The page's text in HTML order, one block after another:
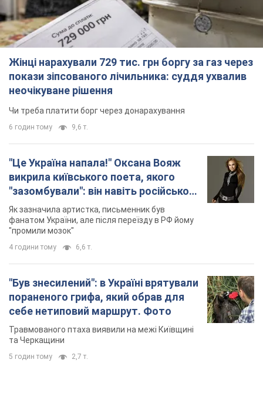
Жінці нарахували 729 тис. грн боргу за газ через
покази зіпсованого лічильника: суддя ухвалив
неочікуване рішення
Чи треба платити борг через донарахування
6 годин тому 9,6 т.
"Це Україна напала!" Оксана Вояж
викрила київського поета, якого
"зазомбували": він навіть російської
не знав, а тепер хоче геноциду
українців
Як зазначила артистка, письменник був
фанатом України, але після переїзду в РФ йому
"промили мозок"
4 години тому 6,6 т.
"Був знесилений": в Україні врятували
пораненого грифа, який обрав для
себе нетиповий маршрут. Фото
Травмованого птаха виявили на межі Київщині
та Черкащини
5 годин тому 2,7 т.